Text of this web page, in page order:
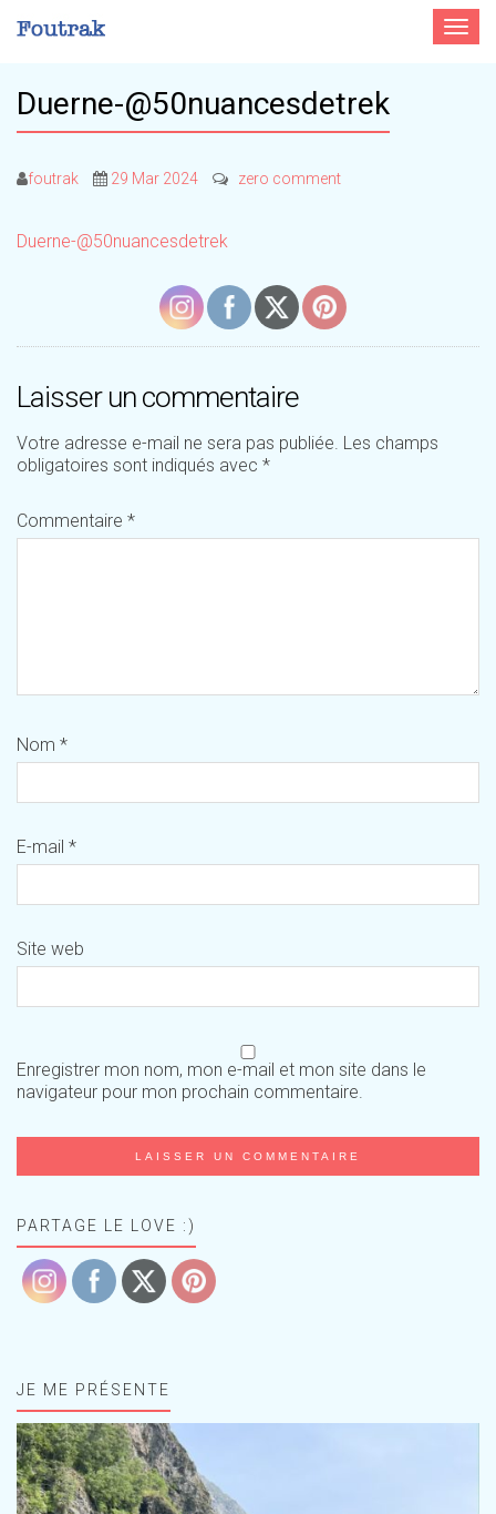
Toggle
Duerne-@50nuancesdetrek
foutrak 29 Mar 2024 zero comment
Duerne-@50nuancesdetrek
Laisser un commentaire
Votre adresse e-mail ne sera pas publiée. Les champs
obligatoires sont indiqués avec *
Commentaire *
Nom *
E-mail *
Site web
Enregistrer mon nom, mon e-mail et mon site dans le
navigateur pour mon prochain commentaire.
PARTAGE LE LOVE :)
JE ME PRÉSENTE